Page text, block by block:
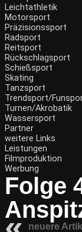
Leichtathletik
Motorsport
Präzisionssport
Radsport
Reitsport
Rückschlagsport
Schießsport
Skating
Tanzsport
Trendsport/
Turnen/Akrobatik
Wassersport
Partner
weitere Links
Leistungen
Filmproduktion
Werbung
Folge
neuere